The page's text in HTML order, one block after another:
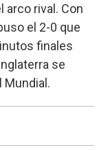
arco rival. Con
el 2-0 que
finales
se